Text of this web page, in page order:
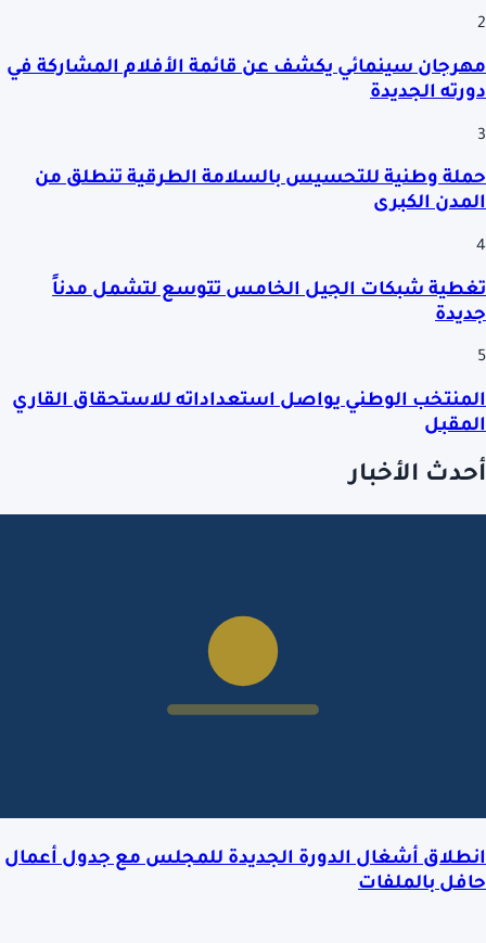
2
مهرجان سينمائي يكشف عن قائمة الأفلام المشاركة في
دورته الجديدة
3
حملة وطنية للتحسيس بالسلامة الطرقية تنطلق من
المدن الكبرى
4
تغطية شبكات الجيل الخامس تتوسع لتشمل مدناً
جديدة
5
المنتخب الوطني يواصل استعداداته للاستحقاق القاري
المقبل
أحدث الأخبار
انطلاق أشغال الدورة الجديدة للمجلس مع جدول أعمال
حافل بالملفات